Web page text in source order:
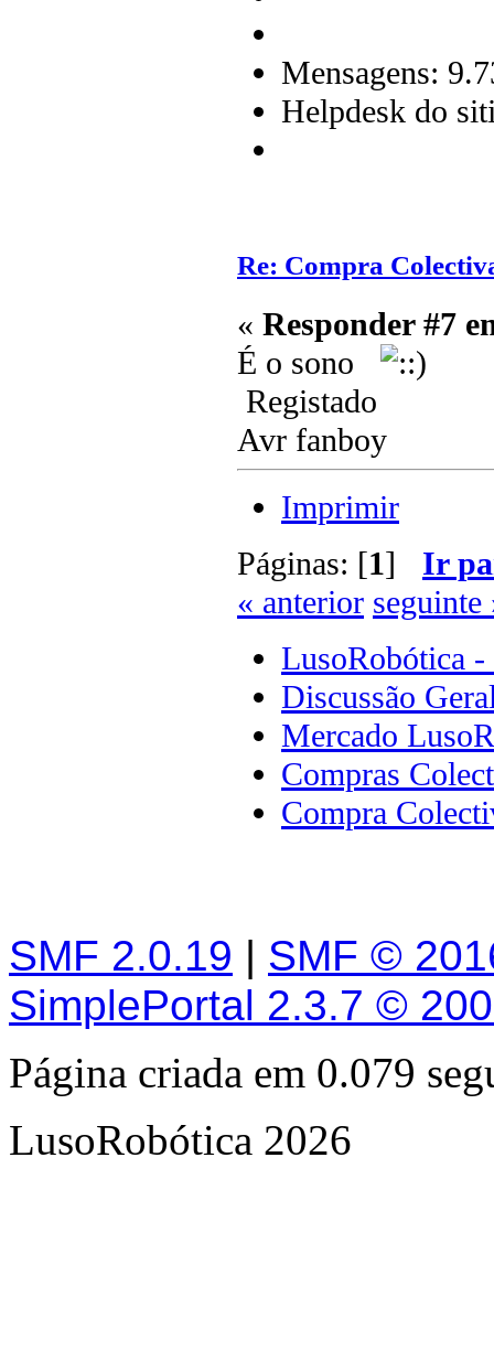
Mensagens:
Helpdesk do
Re: Compra
« Responder #7
É o sono
Registado
Avr fanboy
Imprimir
Páginas: [1] Ir
« anterior seguinte
LusoRobótica -
Discussão
Mercado
Compras
Compra
SMF 2.0.19 | SMF ©
SimplePortal 2.3.7 ©
Página criada em 0.079
LusoRobótica 2026